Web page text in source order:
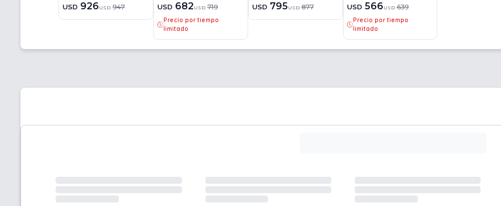
USD 926 USD 947 USD 682 USD 719
Precio por tiempo
limitado
USD 795 USD 877 USD 566 USD 639
Precio por tiempo
limitado